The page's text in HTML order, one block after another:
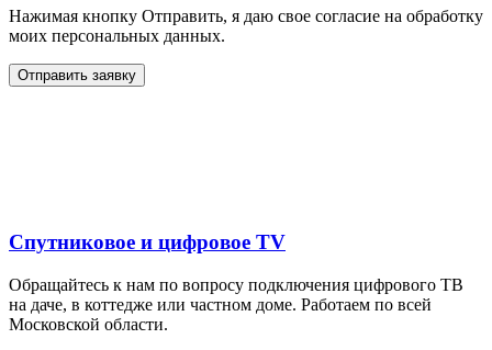
Нажимая кнопку Отправить, я даю свое согласие на обработку
моих персональных данных.
Отправить заявку
Спутниковое и цифровое TV
Обращайтесь к нам по вопросу подключения цифрового ТВ
на даче, в коттедже или частном доме. Работаем по всей
Московской области.